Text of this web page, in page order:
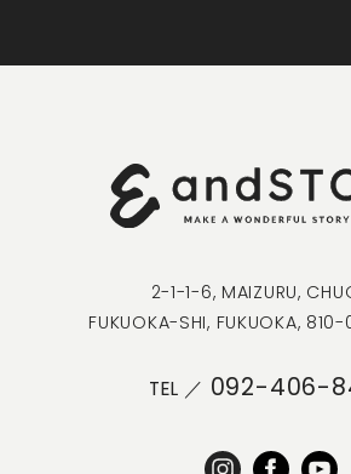
2-1-1-6, MAIZURU,
FUKUOKA-SHI, FUKUOKA,
TEL ／ 092-406-